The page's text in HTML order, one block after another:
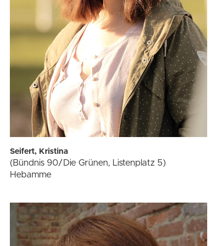
Seifert, Kristina
(Bündnis 90/Die Grünen, Listenplatz 5)
Hebamme